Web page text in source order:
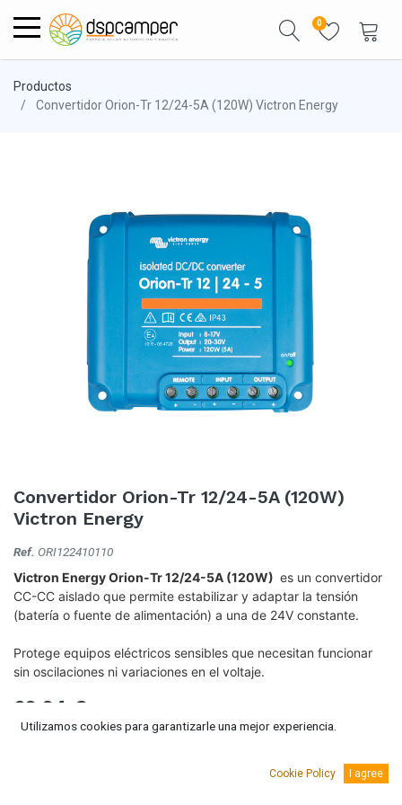
0
Productos
Convertidor Orion-Tr 12/24-5A (120W) Victron Energy
Convertidor Orion-Tr 12/24-5A (120W)
Victron Energy
Ref. ORI122410110
Victron Energy Orion-Tr 12/24-5A (120W) es un convertidor
CC-CC aislado que permite estabilizar y adaptar la tensión
(batería o fuente de alimentación) a una de 24V constante.
Protege equipos eléctricos sensibles que necesitan funcionar
sin oscilaciones ni variaciones en el voltaje.
69,94 €
Utilizamos cookies para garantizarle una mejor experiencia.
Cookie Policy I agree